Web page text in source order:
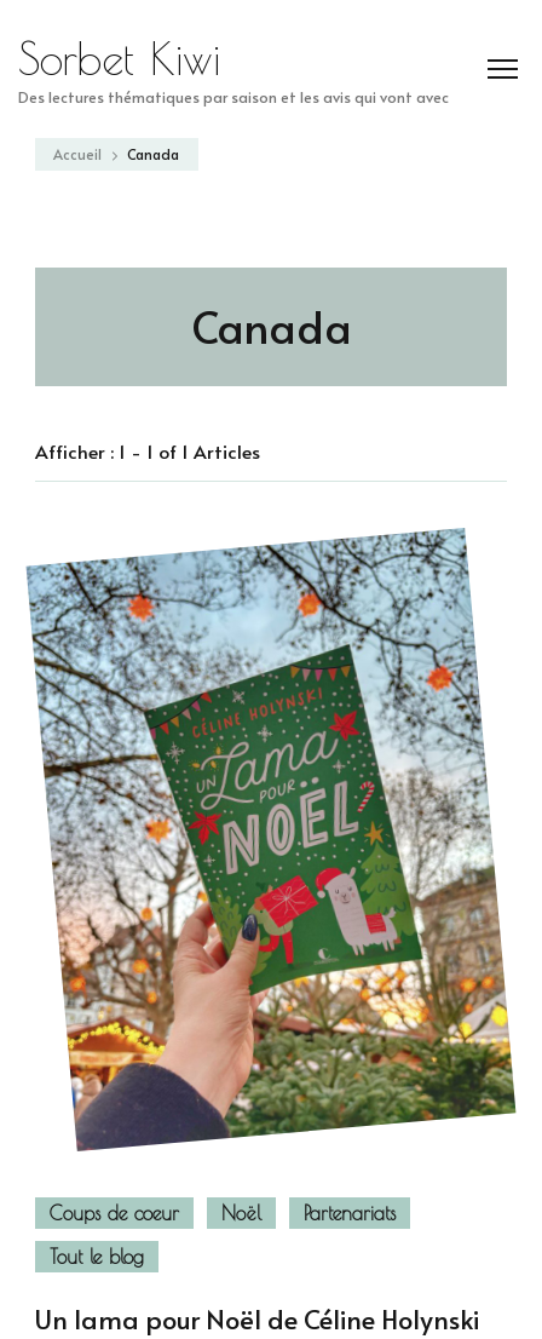
Sorbet Kiwi
Des lectures thématiques par saison et les avis qui vont avec
Accueil Canada
Canada
Afficher : 1 - 1 of 1 Articles
Coups de coeur Noël
Partenariats
Tout le blog
Un lama pour Noël de Céline Holynski